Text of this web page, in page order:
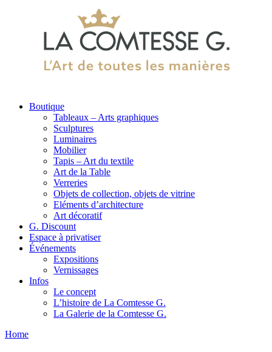
Boutique
Tableaux – Arts graphiques
Sculptures
Luminaires
Mobilier
Tapis – Art du textile
Art de la Table
Verreries
Objets de collection, objets de vitrine
Eléments d’architecture
Art décoratif
G. Discount
Espace à privatiser
Événements
Expositions
Vernissages
Infos
Le concept
L’histoire de La Comtesse G.
La Galerie de la Comtesse G.
Home